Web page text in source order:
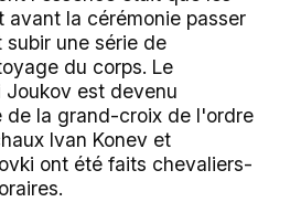
la cérémonie passer
une série de
du corps. Le
Joukov est devenu
de la grand-croix de l'ordre
Ivan Konev et
ont été faits chevaliers-